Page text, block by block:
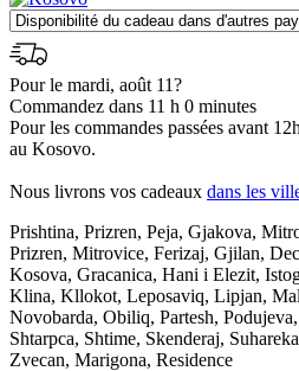
Pour le mardi, août 11?
Commandez dans 11 h 0 minutes
Pour les commandes passées avant
au Kosovo.
Nous livrons vos cadeaux dans les
Prishtina, Prizren, Peja, Gjakova,
Prizren, Mitrovice, Ferizaj, Gjilan,
Kosova, Gracanica, Hani i Elezit,
Klina, Kllokot, Leposaviq, Lipjan,
Novobarda, Obiliq, Partesh,
Shtarpca, Shtime, Skenderaj,
Zvecan, Marigona, Residence